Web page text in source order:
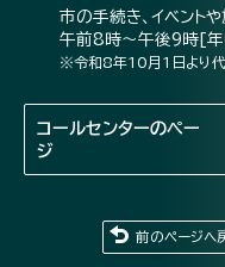
市の手続き、イベント
午前8時～午後9時[
※令和8年10月1日より代
コールセンターのペー
ジ
前のページへ